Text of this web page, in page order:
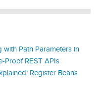
with Path Parameters in
Proof REST APIs
Register Beans